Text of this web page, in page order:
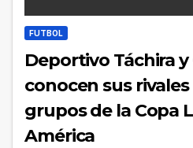
FUTBOL
Deportivo Táchira y
conocen sus
grupos de la Copa
América